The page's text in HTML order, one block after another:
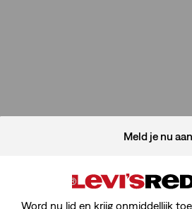
Meld je nu aan
Word nu lid en krijg onmiddellijk